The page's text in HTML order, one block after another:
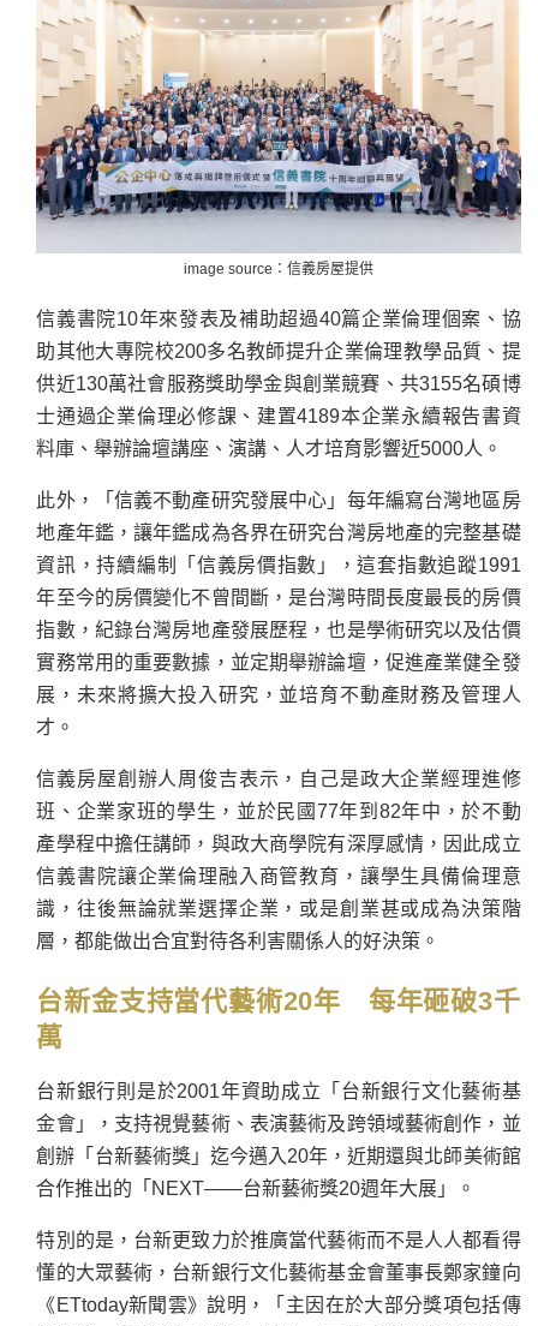
image source：信義房屋提供
信義書院10年來發表及補助超過40篇企業倫理個案、協
助其他大專院校200多名教師提升企業倫理教學品質、提
供近130萬社會服務獎助學金與創業競賽、共3155名碩博
士通過企業倫理必修課、建置4189本企業永續報告書資
料庫、舉辦論壇講座、演講、人才培育影響近5000人。
此外，「信義不動產研究發展中心」每年編寫台灣地區房
地產年鑑，讓年鑑成為各界在研究台灣房地產的完整基礎
資訊，持續編制「信義房價指數」，這套指數追蹤1991
年至今的房價變化不曾間斷，是台灣時間長度最長的房價
指數，紀錄台灣房地產發展歷程，也是學術研究以及估價
實務常用的重要數據，並定期舉辦論壇，促進產業健全發
展，未來將擴大投入研究，並培育不動產財務及管理人
才。
信義房屋創辦人周俊吉表示，自己是政大企業經理進修
班、企業家班的學生，並於民國77年到82年中，於不動
產學程中擔任講師，與政大商學院有深厚感情，因此成立
信義書院讓企業倫理融入商管教育，讓學生具備倫理意
識，往後無論就業選擇企業，或是創業甚或成為決策階
層，都能做出合宜對待各利害關係人的好決策。
台新金支持當代藝術20年 每年砸破3千
萬
台新銀行則是於2001年資助成立「台新銀行文化藝術基
金會」，支持視覺藝術、表演藝術及跨領域藝術創作，並
創辦「台新藝術獎」迄今邁入20年，近期還與北師美術館
合作推出的「NEXT——台新藝術獎20週年大展」。
特別的是，台新更致力於推廣當代藝術而不是人人都看得
懂的大眾藝術，台新銀行文化藝術基金會董事長鄭家鐘向
《ETtoday新聞雲》說明，「主因在於大部分獎項包括傳